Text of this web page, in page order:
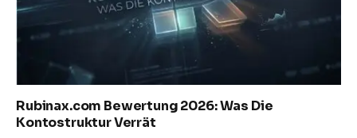
Rubinax.com Bewertung 2026: Was Die
Kontostruktur Verrät